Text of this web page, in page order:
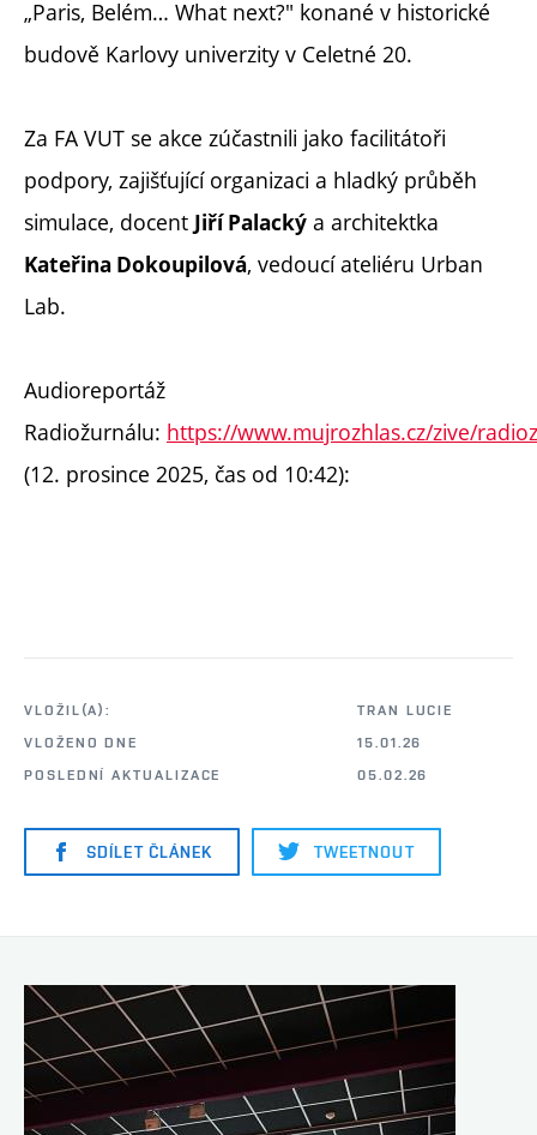
„Paris, Belém… What next?" konané v historické
budově Karlovy univerzity v Celetné 20.
Za FA VUT se akce zúčastnili jako facilitátoři
podpory, zajišťující organizaci a hladký průběh
simulace, docent Jiří Palacký a architektka
Kateřina Dokoupilová, vedoucí ateliéru Urban
Lab.
Audioreportáž
Radiožurnálu: https://www.mujrozhlas.cz/zive/
(12. prosince 2025, čas od 10:42):
VLOŽIL(A):
TRAN LUCIE
VLOŽENO DNE
15.01.26
POSLEDNÍ AKTUALIZACE
05.02.26
SDÍLET ČLÁNEK TWEETNOUT